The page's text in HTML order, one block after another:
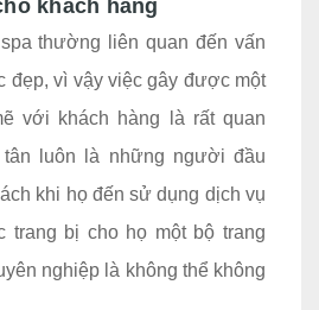
khách hàng
thường liên quan đến vấn
đẹp, vì vậy việc gây được một
với khách hàng là rất quan
luôn là những người đầu
khi họ đến sử dụng dịch vụ
trang bị cho họ một bộ trang
nghiệp là không thể không